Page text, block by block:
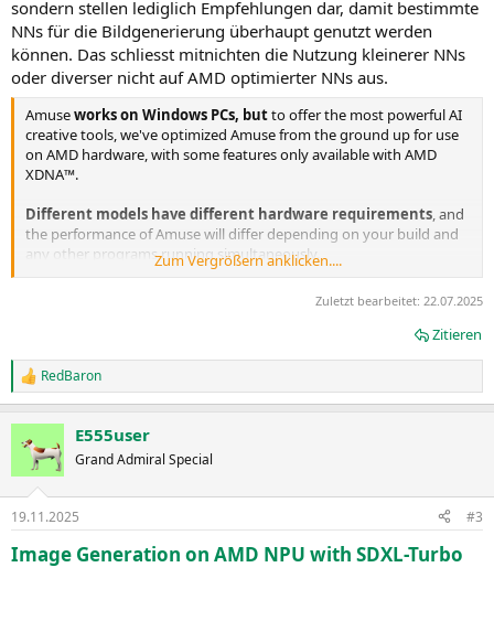
sondern stellen lediglich Empfehlungen dar, damit bestimmte
NNs für die Bildgenerierung überhaupt genutzt werden
können. Das schliesst mitnichten die Nutzung kleinerer NNs
oder diverser nicht auf AMD optimierter NNs aus.
Amuseworks on Windows PCs, butto offer the most powerful AI
creative tools, we've optimized Amuse from the ground up for use
on AMD hardware, with some features only available with AMD
XDNA™.
Different models have different hardware requirements, and
the performance of Amuse will differ depending on your build and
any other programs running simultaneously.
RECOMMENDED SPECIFICATIONS FOR AMD LAPTOPS:
AMD Ryzen™ 8040 series processors (AMD XDNA™ Super Resolution
of RAM
Radeon™ RX 9000 Series Graphics Cards
Radeon™ RX 7000 Series Graphics Cards
Performance and capabilities will vary based on hardware.
MINIMUM SPECIFICATIONS FOR RUNNING
24GB VRAM, 32GB RAM, 40GB Disk Space
Zum Vergrößern anklicken....
Zuletzt bearbeitet: 22.07.2025
Zitieren
R
e
e
:
RedBaron
E555user
Grand Admiral Special
19.11.2025 #3
Image Generation on AMD NPU with SDXL-Turbo